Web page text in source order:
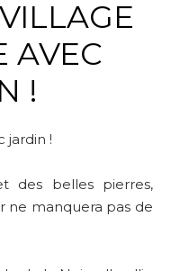
AVEC
!
jardin !
des belles pierres,
ne manquera pas de